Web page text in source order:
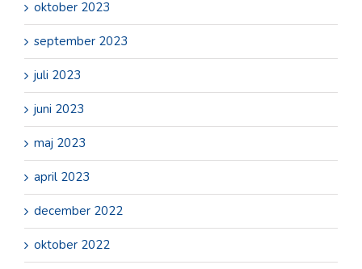
oktober 2023
september 2023
juli 2023
juni 2023
maj 2023
april 2023
december 2022
oktober 2022